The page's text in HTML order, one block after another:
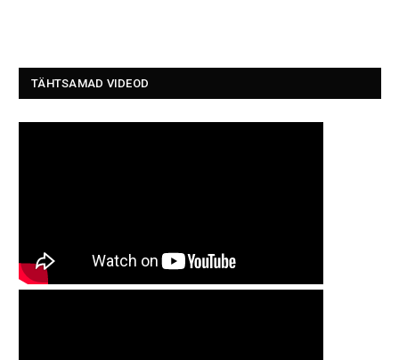
TÄHTSAMAD VIDEOD